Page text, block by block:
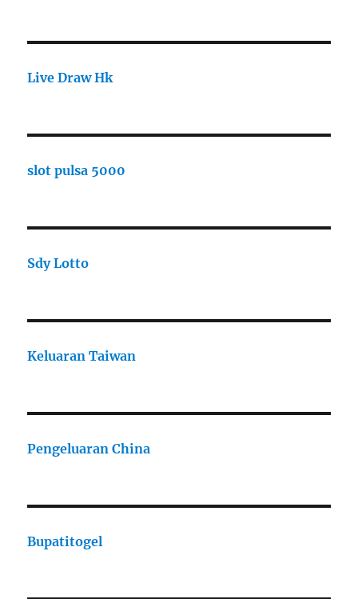
Live Draw Hk
slot pulsa 5000
Sdy Lotto
Keluaran Taiwan
Pengeluaran China
Bupatitogel